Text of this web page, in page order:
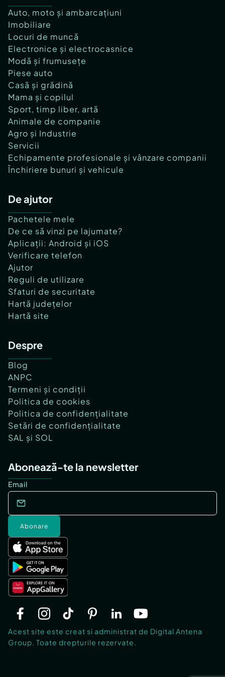
Auto, moto și ambarcațiuni
Imobiliare
Locuri de muncă
Electronice și electrocasnice
Modă și frumusețe
Piese auto
Casă și grădină
Mama și copilul
Sport, timp liber, artă
Animale de companie
Agro și Industrie
Servicii
Echipamente profesionale și vânzare companii
Închiriere bunuri și vehicule
De ajutor
Pachetele mele
De ce să vinzi pe lajumate?
Aplicații: Android și iOS
Verificare telefon
Ajutor
Reguli de utilizare
Sfaturi de securitate
Hartă județelor
Hartă site
Despre
Blog
ANPC
Termeni și condiții
Politica de cookies
Politica de confidențialitate
Setări de confidențialitate
SAL și SOL
Abonează-te la newsletter
Email
Abonare
Acest site este creat si administrat de Digital Antena
Group. Toate drepturile rezervate.